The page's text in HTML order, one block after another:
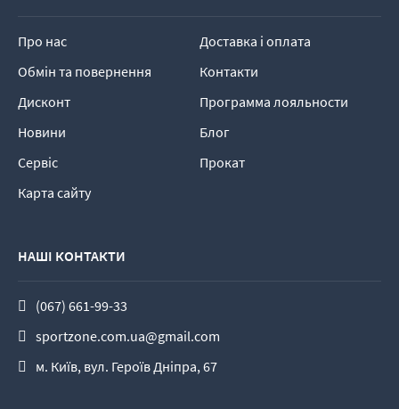
Про нас
Доставка і оплата
Обмін та повернення
Контакти
Дисконт
Программа лояльности
Новини
Блог
Сервіс
Прокат
Карта сайту
НАШІ КОНТАКТИ
(067) 661-99-33
sportzone.com.ua@gmail.com
м. Київ, вул. Героїв Дніпра, 67